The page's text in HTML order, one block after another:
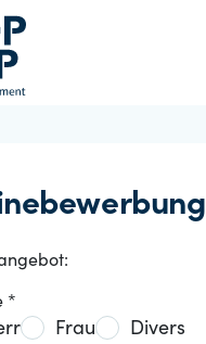
*
Frau Divers